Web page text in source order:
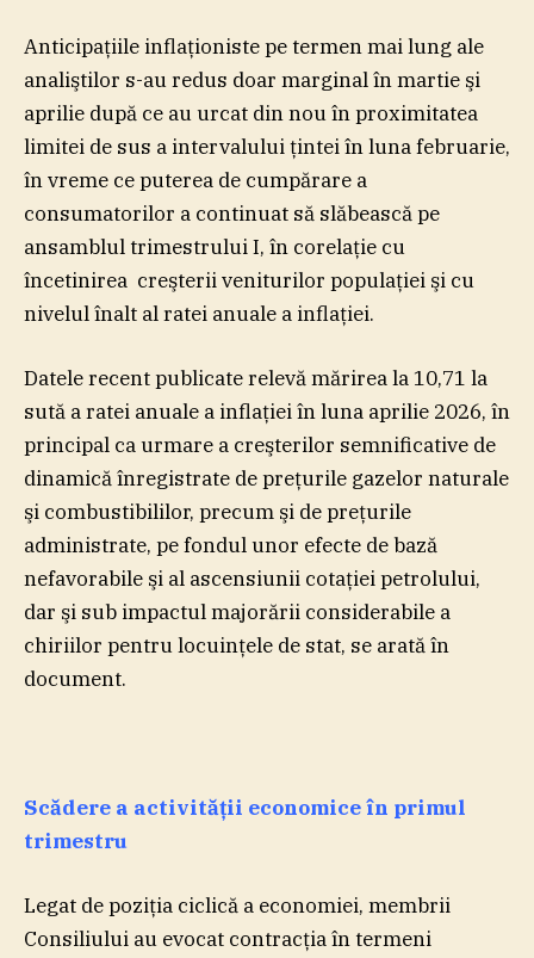
Anticipaţiile inflaţioniste pe termen mai lung ale
analiştilor s-au redus doar marginal în martie şi
aprilie după ce au urcat din nou în proximitatea
limitei de sus a intervalului ţintei în luna februarie,
în vreme ce puterea de cumpărare a
consumatorilor a continuat să slăbească pe
ansamblul trimestrului I, în corelaţie cu
încetinirea creşterii veniturilor populaţiei şi cu
nivelul înalt al ratei anuale a inflaţiei.
Datele recent publicate relevă mărirea la 10,71 la
sută a ratei anuale a inflaţiei în luna aprilie 2026, în
principal ca urmare a creşterilor semnificative de
dinamică înregistrate de preţurile gazelor naturale
şi combustibililor, precum şi de preţurile
administrate, pe fondul unor efecte de bază
nefavorabile şi al ascensiunii cotaţiei petrolului,
dar şi sub impactul majorării considerabile a
chiriilor pentru locuinţele de stat, se arată în
document.
Scădere a activităţii economice în primul
trimestru
Legat de poziţia ciclică a economiei, membrii
Consiliului au evocat contracţia în termeni